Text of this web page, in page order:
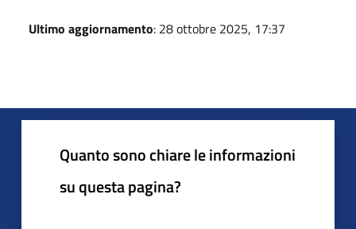
Ultimo aggiornamento: 28 ottobre 2025, 17:37
Quanto sono chiare le informazioni
su questa pagina?